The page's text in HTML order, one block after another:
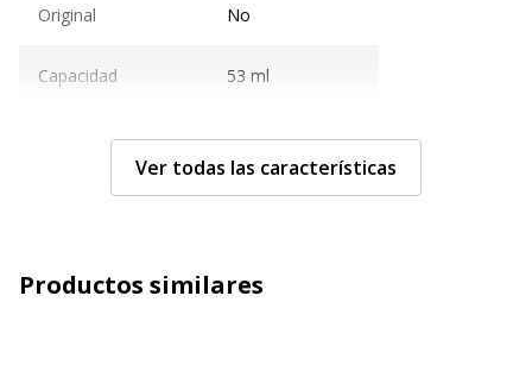
Original No
Capacidad 53 ml
Negro
Ciclo de servicio 2300 páginas
Ver todas las características
Productos similares